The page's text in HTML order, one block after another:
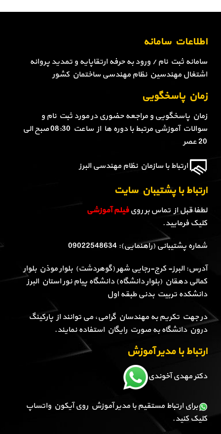
اطلاعات سامانه
سامانه ثبت نام / ورود به حرفه ارتقاپایه و تمدید پروانه
اشتغال مهندسین نظام مهندسی ساختمان کشور
زمان پاسخگویی
زمان پاسخگویی و مراجعه حضوری در مورد ثبت نام و
سوالات آموزشی مرتبط با دوره ها از ساعت 08:30 صبح الی
20 عصر
ارتباط با سازمان نظام مهندسی البرز
ارتباط با پشتیبان سایت
لطفا قبل از تماس بر رویفیلم آموزشی
کلیک فرمایید.
شماره پشتیبانی (راهنمایی): 09022548634
آدرس: البرز- کرج-رجایی شهر (گوهردشت) بلوار موذن بلوار
کمالی دهقان (بلوار دانشگاه) دانشگاه پیام نور استان البرز
دانشکده تربیت بدنی طبقه اول
در جهت تکریم به مهندسان گرامی، می توانند از پارکینگ
درون دانشگاه به صورت رایگان استفاده نمایند.
ارتباط با مدیر آموزش
دکتر مهدی آخوندی
برای ارتباط مستقیم با مدیر آموزش روی آیکون واتساپ
کلیک کنید.